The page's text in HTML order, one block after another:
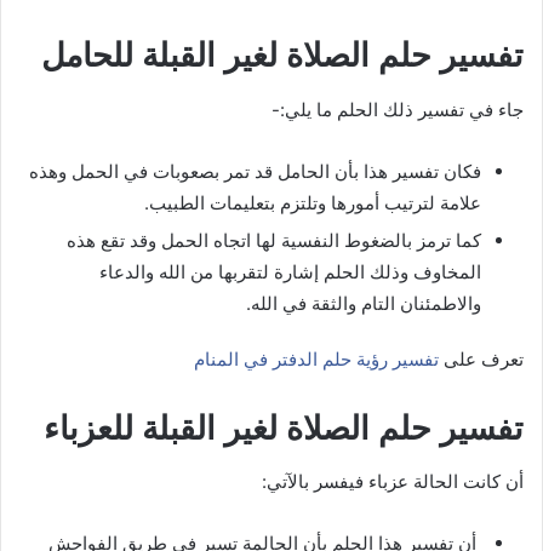
تفسير حلم الصلاة لغير القبلة للحامل
جاء في تفسير ذلك الحلم ما يلي:-
فكان تفسير هذا بأن الحامل قد تمر بصعوبات في الحمل وهذه
علامة لترتيب أمورها وتلتزم بتعليمات الطبيب.
كما ترمز بالضغوط النفسية لها اتجاه الحمل وقد تقع هذه
المخاوف وذلك الحلم إشارة لتقربها من الله والدعاء
والاطمئنان التام والثقة في الله.
تعرف على تفسير رؤية حلم الدفتر في المنام
تفسير حلم الصلاة لغير القبلة للعزباء
أن كانت الحالة عزباء فيفسر بالآتي:
أن تفسير هذا الحلم بأن الحالمة تسير في طريق الفواحش